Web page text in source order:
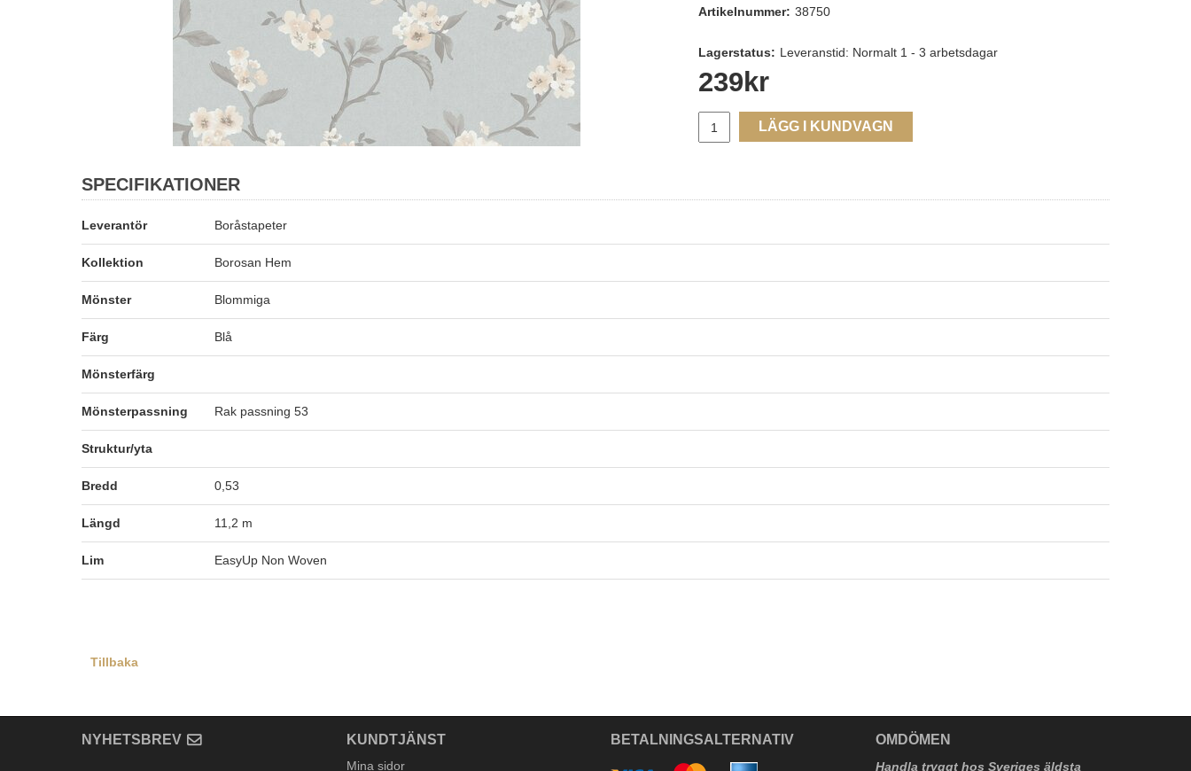
Artikelnummer: 38750
Lagerstatus: Leveranstid: Normalt 1 - 3 arbetsdagar
239 kr
LÄGG I KUNDVAGN
SPECIFIKATIONER
Leverantör Boråstapeter
Kollektion Borosan Hem
Mönster Blommiga
Färg Blå
Mönsterfärg
Mönsterpassning Rak passning 53
Struktur/yta
Bredd 0,53
Längd 11,2 m
Lim EasyUp Non Woven
Tillbaka
NYHETSBREV KUNDTJÄNST
Mina sidor
BETALNINGSALTERNATIV OMDÖMEN
Handla tryggt hos Sveriges äldsta